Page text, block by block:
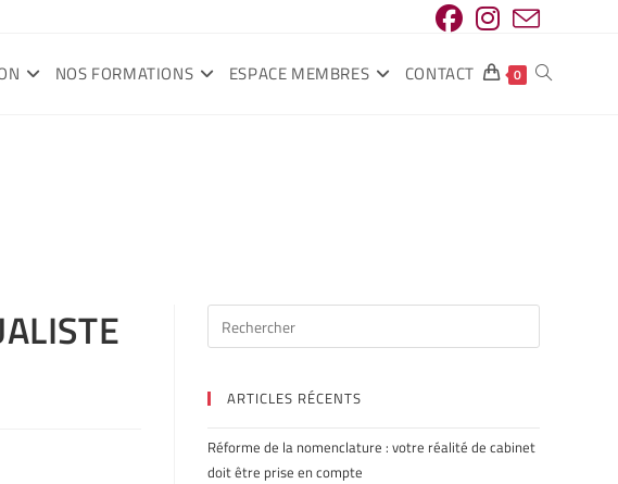
NOS FORMATIONS ESPACE MEMBRES CONTACT 0
ARTICLES RÉCENTS
Réforme de la nomenclature : votre réalité de cabinet
doit être prise en compte